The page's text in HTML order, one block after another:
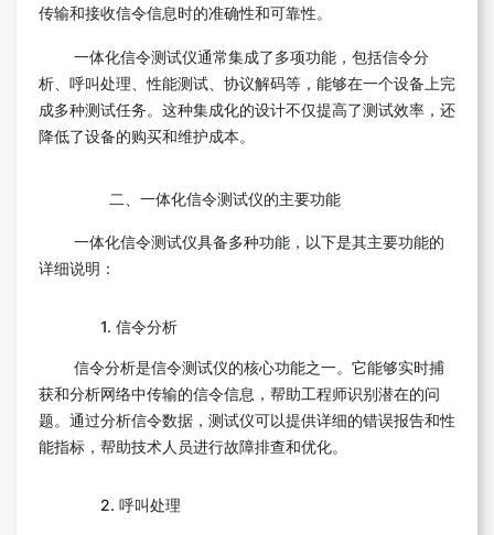
传输和接收信令信息时的准确性和可靠性。
一体化信令测试仪通常集成了多项功能，包括信令分
析、呼叫处理、性能测试、协议解码等，能够在一个设备上完
成多种测试任务。这种集成化的设计不仅提高了测试效率，还
降低了设备的购买和维护成本。
二、一体化信令测试仪的主要功能
一体化信令测试仪具备多种功能，以下是其主要功能的
详细说明：
1. 信令分析
信令分析是信令测试仪的核心功能之一。它能够实时捕
获和分析网络中传输的信令信息，帮助工程师识别潜在的问
题。通过分析信令数据，测试仪可以提供详细的错误报告和性
能指标，帮助技术人员进行故障排查和优化。
2. 呼叫处理